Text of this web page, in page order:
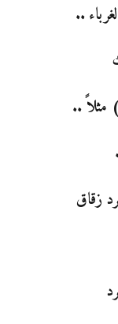
..
مثلاً ..
زقاق